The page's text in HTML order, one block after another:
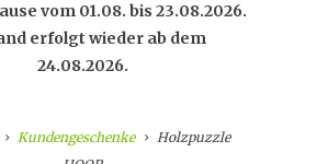
vom 01.08. bis 23.08.2026.
erfolgt wieder ab dem
24.08.2026.
Kundengeschenke
Holzpuzzle